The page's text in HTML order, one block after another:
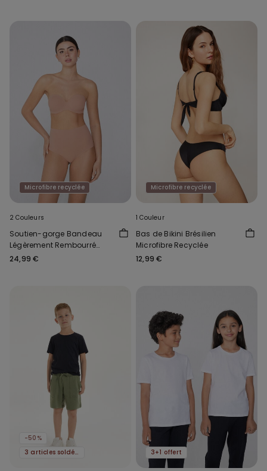
Microfibre recyclée
2 Couleurs
Soutien-gorge Bandeau
Légèrement Rembourré
Microfibre Recyclée
24,99 €
Microfibre recyclée
1 Couleur
Bas de Bikini Brésilien
Microfibre Recyclée
12,99 €
-50%
3 articles soldés, -70 %
3+1 offert